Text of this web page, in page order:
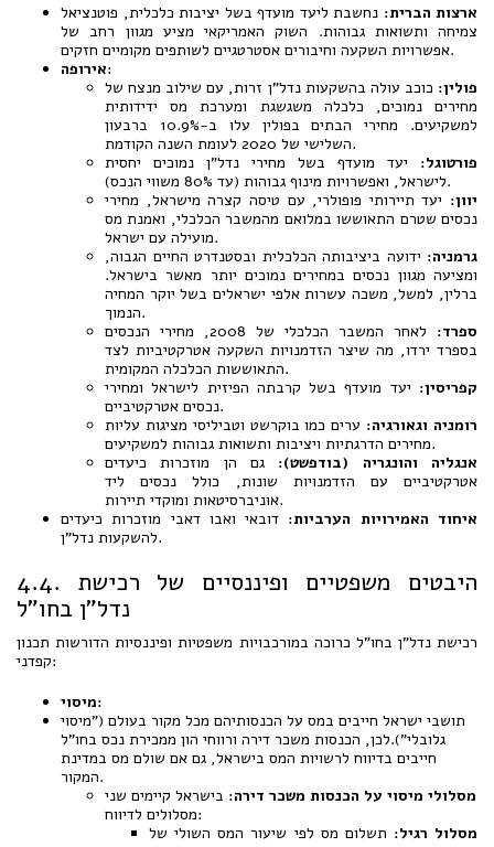
ארצות הברית: נחשבת ליעד מועדף בשל יציבות כלכלית, פוטנציאל
צמיחה ותשואות גבוהות. השוק האמריקאי מציע מגוון רחב של
אפשרויות השקעה וחיבורים אסטרטגיים לשותפים מקומיים חזקים.
אירופה:
פולין: כוכב עולה בהשקעות נדל"ן זרות, עם שילוב מנצח של
מחירים נמוכים, כלכלה משגשגת ומערכת מס ידידותית
למשקיעים. מחירי הבתים בפולין עלו ב-10.9% ברבעון
השלישי של 2020 לעומת השנה הקודמת.
פורטוגל: יעד מועדף בשל מחירי נדל"ן נמוכים יחסית
לישראל, ואפשרויות מינוף גבוהות (עד 80% משווי הנכס).
יוון: יעד תיירותי פופולרי, עם טיסה קצרה מישראל, מחירי
נכסים שטרם התאוששו במלואם מהמשבר הכלכלי, ואמנת מס
מועילה עם ישראל.
גרמניה: ידועה ביציבותה הכלכלית ובסטנדרט החיים הגבוה,
ומציעה מגוון נכסים במחירים נמוכים יותר מאשר בישראל.
ברלין, למשל, משכה עשרות אלפי ישראלים בשל יוקר המחיה
הנמוך.
ספרד:
לאחר המשבר הכלכלי של 2008, מחירי הנכסים
בספרד ירדו, מה שיצר הזדמנויות השקעה אטרקטיביות לצד
התאוששות הכלכלה המקומית.
קפריסין: יעד מועדף בשל קרבתה הפיזית לישראל ומחירי
נכסים אטרקטיביים.
רומניה וגאורגיה: ערים כמו בוקרשט וטביליסי מציגות עליות
מחירים הדרגתיות ויציבות ותשואות גבוהות למשקיעים.
אנגליה והונגריה (בודפשט): גם הן מוזכרות כיעדים
אטרקטיביים עם הזדמנויות שונות, כולל נכסים ליד
אוניברסיטאות ומוקדי תיירות.
איחוד האמירויות הערביות: דובאי ואבו דאבי מוזכרות כיעדים
להשקעות נדל"ן.
4.4. היבטים משפטיים ופיננסיים של רכישת
נדל"ן בחו"ל
רכישת נדל"ן בחו"ל כרוכה במורכבויות משפטיות ופיננסיות הדורשות תכנון
קפדני:
מיסוי:
תושבי ישראל חייבים במס על הכנסותיהם מכל מקור בעולם ("מיסוי
גלובלי").לכן, הכנסות משכר דירה ורווחי הון ממכירת נכס בחו"ל
חייבים בדיווח לרשויות המס בישראל, גם אם שולם מס במדינת
המקור.
מסלולי מיסוי על הכנסות משכר דירה: בישראל קיימים שני
מסלולים לדיווח:
מסלול רגיל: תשלום מס לפי שיעור המס השולי של